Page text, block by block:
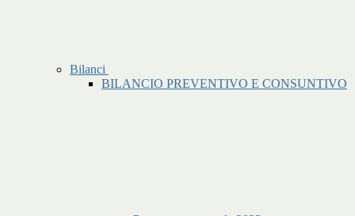
Bilanci
BILANCIO PREVENTIVO E CONSUNTIVO